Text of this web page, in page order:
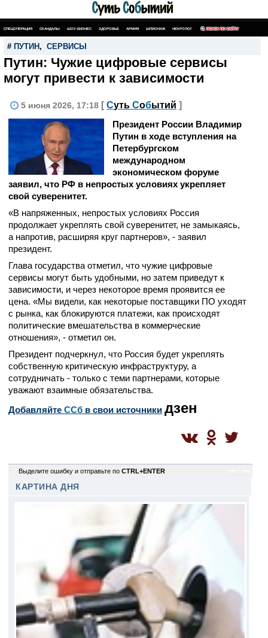
СПЕЦОПЕРАЦИЯ СКАНДАЛЫ ШОУ-БИЗНЕС ЗДОРОВЬЕ АРМИЯ ШПИОНАЖ НЕКРОЛОГ ПОИСК ПО САЙТУ
# ПУТИН , СЕРВИСЫ
Путин: Чужие цифровые сервисы
могут привести к зависимости
5 июня 2026, 17:18 [ Суть Событий ]
Президент России Владимир
Путин в ходе вступления на
Петербургском
международном
экономическом форуме
заявил, что РФ в непростых условиях укрепляет
свой суверенитет.
«В напряженных, непростых условиях Россия
продолжает укреплять свой суверенитет, не замыкаясь,
а напротив, расширяя круг партнеров», - заявил
президент.
Глава государства отметил, что чужие цифровые
сервисы могут быть удобными, но затем приведут к
зависимости, и через некоторое время проявится ее
цена. «Мы видели, как некоторые поставщики ПО уходят
с рынка, как блокируются платежи, как происходят
политические вмешательства в коммерческие
отношения», - отметил он.
Президент подчеркнул, что Россия будет укреплять
собственную критическую инфраструктуру, а
сотрудничать - только с теми партнерами, которые
уважают взаимные обязательства.
Добавляйте CСб в свои источники дзен
Выделите ошибку и отправьте по CTRL+ENTER
КАРТИНА ДНЯ